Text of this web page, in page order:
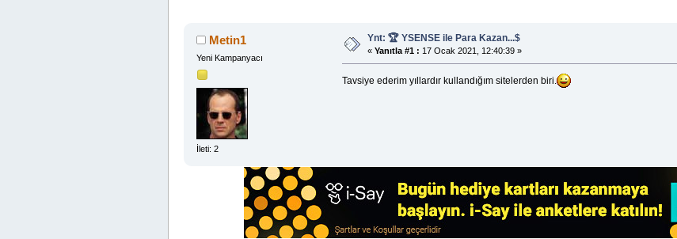
Metin1
Yeni Kampanyacı
İleti: 2
Ynt: 🏆 YSENSE ile Para Kazan...$
« Yanıtla #1 : 17 Ocak 2021, 12:40:39 »
Tavsiye ederim yıllardır kullandığım sitelerden biri.